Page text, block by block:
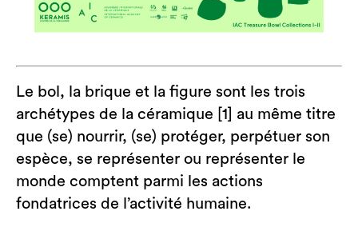
Le bol, la brique et la figure sont les trois
archétypes de la céramique [1] au même titre
que (se) nourrir, (se) protéger, perpétuer son
espèce, se représenter ou représenter le
monde comptent parmi les actions
fondatrices de l’activité humaine.